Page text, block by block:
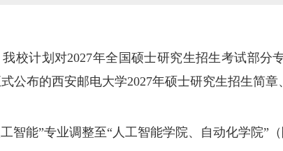
校计划对2027年全国硕士研究生招生考试部分
公布的西安邮电大学2027年硕士研究生招生简
工智能”专业调整至“人工智能学院、自动化学院”